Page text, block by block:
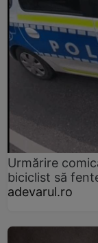
Urmărire
biciclist să
adevarul.ro